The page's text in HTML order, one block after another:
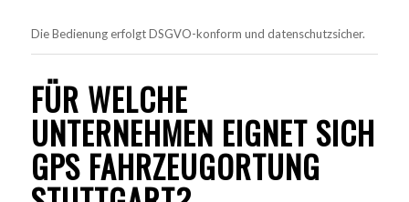
Die Bedienung erfolgt DSGVO-konform und datenschutzsicher.
FÜR WELCHE
UNTERNEHMEN EIGNET SICH
GPS FAHRZEUGORTUNG